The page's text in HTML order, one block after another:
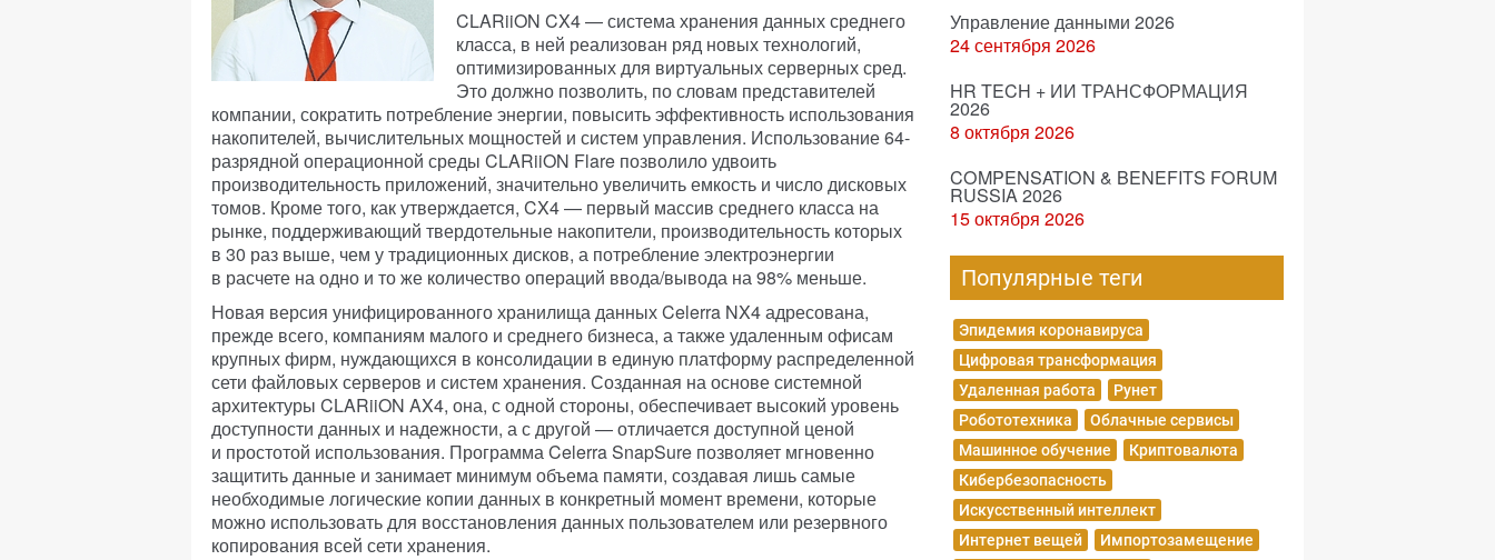
CLARiiON CX4 — система хранения данных среднего
класса, в ней реализован ряд новых технологий,
оптимизированных для виртуальных серверных сред.
Это должно позволить, по словам представителей
компании, сократить потребление энергии, повысить эффективность использования
накопителей, вычислительных мощностей и систем управления. Использование 64-
разрядной операционной среды CLARiiON Flare позволило удвоить
производительность приложений, значительно увеличить емкость и число дисковых
томов. Кроме того, как утверждается, CX4 — первый массив среднего класса на
рынке, поддерживающий твердотельные накопители, производительность которых
в 30 раз выше, чем у традиционных дисков, а потребление электроэнергии
в расчете на одно и то же количество операций ввода/вывода на 98% меньше.
Новая версия унифицированного хранилища данных Celerra NX4 адресована,
прежде всего, компаниям малого и среднего бизнеса, а также удаленным офисам
крупных фирм, нуждающихся в консолидации в единую платформу распределенной
сети файловых серверов и систем хранения. Созданная на основе системной
архитектуры CLARiiON AX4, она, с одной стороны, обеспечивает высокий уровень
доступности данных и надежности, а с другой — отличается доступной ценой
и простотой использования. Программа Celerra SnapSure позволяет мгновенно
защитить данные и занимает минимум объема памяти, создавая лишь самые
необходимые логические копии данных в конкретный момент времени, которые
можно использовать для восстановления данных пользователем или резервного
копирования всей сети хранения.
Управление данными 2026
24 сентября 2026
HR TECH + ИИ ТРАНСФОРМАЦИЯ
2026
8 октября 2026
COMPENSATION & BENEFITS FORUM
RUSSIA 2026
15 октября 2026
Популярные теги
Эпидемия коронавируса
Цифровая трансформация
Удаленная работа
Рунет
Робототехника
Облачные сервисы
Машинное обучение
Криптовалюта
Кибербезопасность
Искусственный интеллект
Интернет вещей
Импортозамещение